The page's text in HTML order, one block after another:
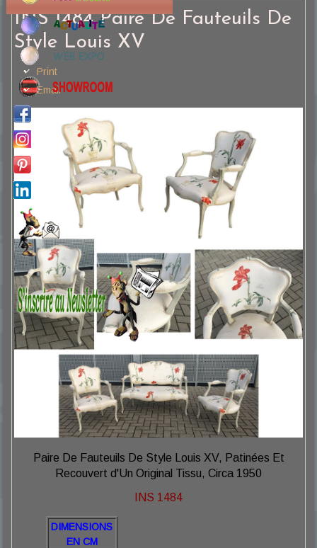
INS 1484 Paire De Fauteuils De
Style Louis XV
Print
Email
Paire De Fauteuils De Style Louis XV, Patinées Et
Recouvert d'Un Original Tissu, Circa 1950
INS 1484
DIMENSIONS
EN CM